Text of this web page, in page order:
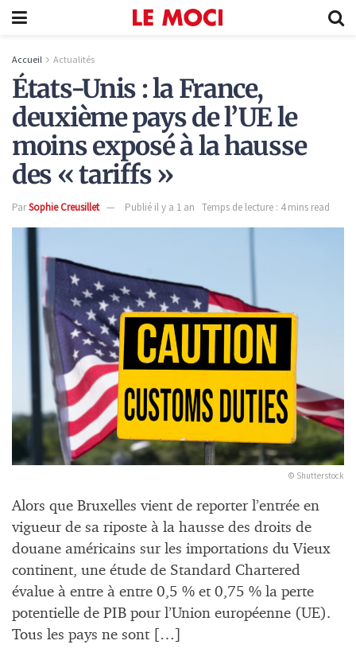
Accueil Actualités
États-Unis : la France,
deuxième pays de l’UE le
moins exposé à la hausse
des « tariffs »
ParSophie Creusillet Publié il y a 1 an Temps de lecture : 4 mins read
© Shutterstock
Alors que Bruxelles vient de reporter l’entrée en
vigueur de sa riposte à la hausse des droits de
douane américains sur les importations du Vieux
continent, une étude de Standard Chartered
évalue à entre à entre 0,5 % et 0,75 % la perte
potentielle de PIB pour l’Union européenne (UE).
Tous les pays ne sont […]